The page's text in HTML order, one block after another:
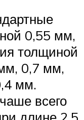
0,55 мм,
толщиной
0,7 мм,
мм.
всего